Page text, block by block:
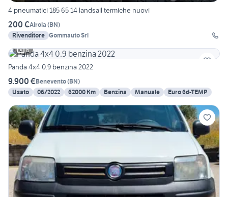
4 pneumatici 185 65 14 landsail termiche nuovi
200 €Airola (BN)
Rivenditore Gommauto Srl
6
Panda 4x4 0.9 benzina 2022
9.900 €Benevento(BN)
Usato
06/2022 62000 Km Benzina Manuale Euro 6d-TEMP